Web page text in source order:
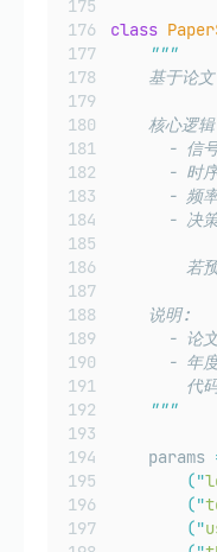
class
"""
基于论
核心逻辑
- 信
- 时
- 频
- 决
若
    说明:
- 论
- 年
代
"""
    params
("
("
("